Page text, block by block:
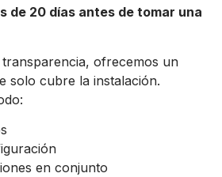
de 20 días antes de tomar una
ofrecemos un
solo cubre la instalación.
en conjunto